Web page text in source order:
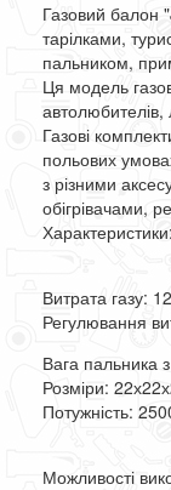
Газовий балон
тарілками,
пальником,
Ця модель
Газові
польових
з різними
обігрівачами,
Характеристики:
Витрата газу:
Регулювання
Вага пальника
Розміри:
Потужність:
Можливості